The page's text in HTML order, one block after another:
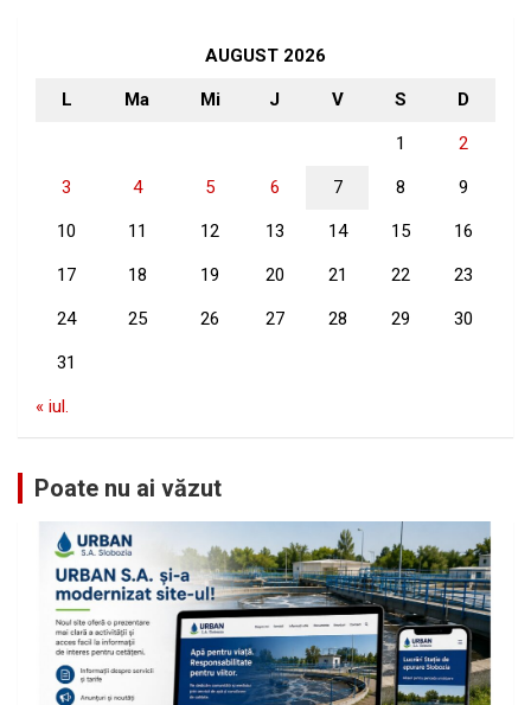
AUGUST 2026
L Ma Mi J V S D
1 2
3 4 5 6 7 8 9
10 11 12 13 14 15 16
17 18 19 20 21 22 23
24 25 26 27 28 29 30
31
« iul.
Poate nu ai văzut